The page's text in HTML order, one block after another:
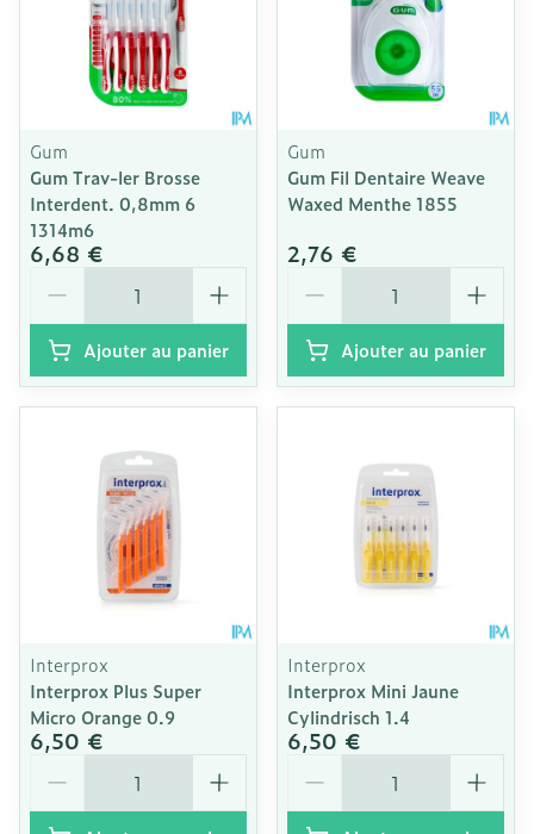
Gum
Gum Trav-ler Brosse
Interdent. 0,8mm 6
1314m6
6,68 €
Ajouter au panier
Gum
Gum Fil Dentaire Weave
Waxed Menthe 1855
2,76 €
Ajouter au panier
Interprox
Interprox Plus Super
Micro Orange 0.9
6,50 €
Interprox
Interprox Mini Jaune
Cylindrisch 1.4
6,50 €